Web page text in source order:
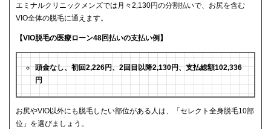
エミナルクリニックメンズでは月々2,130円の分割払いで、お尻を含む
VIO全体の脱毛に通えます。
【VIO脱毛の医療ローン48回払いの支払い例】
頭金なし、初回2,226円、2回目以降2,130円、支払総額102,336
円
お尻やVIO以外にも脱毛したい部位がある人は、「セレクト全身脱毛10部
位」を選びましょう。